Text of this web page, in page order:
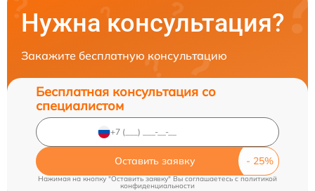
Нужна консультация?
Закажите бесплатную консультацию
Бесплатная консультация со
специалистом
Оставить заявку
Нажимая на кнопку "Оставить заявку" Вы соглашаетесь cполитикой
конфиденциальности